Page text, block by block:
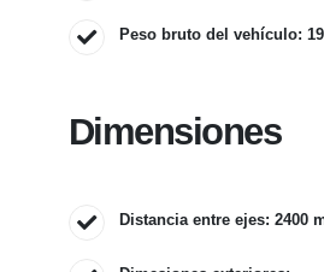
Peso bruto del vehículo:
Dimensiones
Distancia entre ejes: 2400